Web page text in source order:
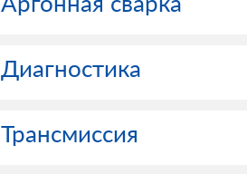
Диагностика
Трансмиссия